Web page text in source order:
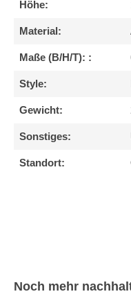
Höhe:
Material:
Maße (B/H/T): :
Style:
Gewicht:
Sonstiges:
Standort:
Produktgalerie
Noch mehr